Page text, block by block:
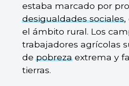
estaba marcado por
desigualdades sociales,
el ámbito rural. Los
trabajadores agrícolas
depobrezaextrema y
tierras.